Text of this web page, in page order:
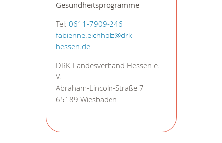
Gesundheitsprogramme
Tel: 0611-7909-246
fabienne.eichholz@drk-
hessen.de
DRK-Landesverband Hessen e.
V.
Abraham-Lincoln-Straße 7
65189 Wiesbaden